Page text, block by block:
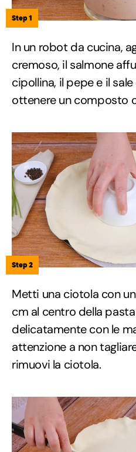
Step 1
In un robot da cucina,
cremoso, il salmone
cipollina, il pepe e il
ottenere un composto
Step 2
Metti una ciotola con
cm al centro della
delicatamente con le
attenzione a non
rimuovi la ciotola.